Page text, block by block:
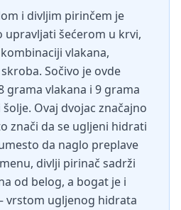
i divljim pirinčem je
upravljati šećerom u krvi,
vlakana,
Sočivo je ovde
grama vlakana i 9 grama
Ovaj dvojac značajno
znači da se ugljeni hidrati
da naglo preplave
divlji pirinač sadrži
od belog, a bogat je i
vrstom ugljenog hidrata